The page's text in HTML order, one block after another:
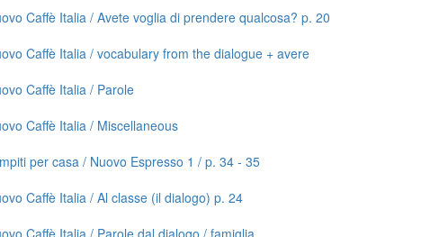
Caffè Italia / Avete voglia di prendere qualcosa? p. 20
Caffè Italia / vocabulary from the dialogue + avere
Caffè Italia / Parole
Caffè Italia / Miscellaneous
per casa / Nuovo Espresso 1 / p. 34 - 35
Caffè Italia / Al classe (il dialogo) p. 24
Caffè Italia / Parole dal dialogo / famiglia